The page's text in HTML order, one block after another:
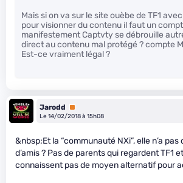
Mais si on va sur le site ouèbe de TF1
pour visionner du contenu il faut un
manifestement Captvty se débrouille
direct au contenu mal protégé ? compte
Est-ce vraiment légal ?
Jarodd
Premium
Le 14/02/2018 à 15h08
&nbsp;Et la “communauté NXi”, elle n’a pas
d’amis ? Pas de parents qui regardent TF1
connaissent pas de moyen alternatif pour